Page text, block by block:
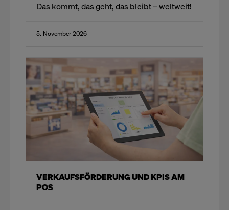
Das kommt, das geht, das bleibt – weltweit!​
5. November 2026
VERKAUFSFÖRDERUNG UND KPIS AM
POS